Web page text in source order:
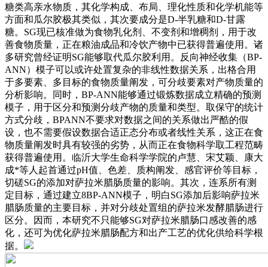
糖类高亲水物质，其化学构成、布局、理化性质和化学机能等
方面和瓜尔胶极其类似，其次要成分是D-半乳糖和D-甘露
糖。SG现已核准做为食物乳化剂、不变剂和增稠剂，用于改
善食物质量，正在粮油成品和冷饮产物中已获得普遍使用。诸
多研究曾经证明SG能够取代瓜尔胶利用。反向神经收集（BP-
ANN）模子可以或许处置复杂的非线性数据关系，出格合用
于多要素、多目标的食物质量阐发，可分歧要素对产物质量的
分析影响。同时，BP-ANN能够通过锻炼数据成立精确的预测
模子，用于区分和预测分歧产物的质量和类型。取保守的统计
方式分歧，BPANN不要求对数据之间的关系做出严酷的假
设，也不需要假设数据合适正态分布或者线性关系，这正在食
物质量阐发时具有较强的劣势，从而正在食物科学取工程范畴
获得普遍使用。临沂大学生命科学学院的卢慧、宋艾颖、康大
成*等人起首通过pH值、色差、质构阐发、感官评价等目标，
切磋SG的添加对萨拉米腊肠质量的影响。其次，连系所有测
定目标，通过建立8BP-ANN模子，明白SG添加后影响萨拉米
腊肠质量的主要目标，并对分歧处置组的萨拉米发酵腊肠进行
区分。因而，本研究不只能够SG对萨拉米腊肠口感改善的感
化，还可为优化萨拉米腊肠配方和出产工艺的优化供给科学根
据。